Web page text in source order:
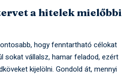
a hitelek mielőbbi
hogy fenntartható célokat
sokat vállalsz, hamar feladod, ezért
kijelölni. Gondold át, mennyi